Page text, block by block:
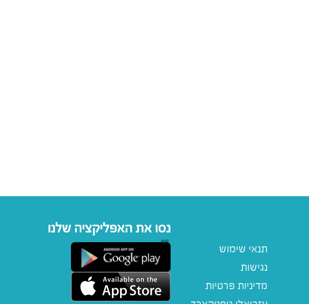
תנאי שימוש
נגישות
מדיניות פרטיות
נסו את האפליקציה שלנו